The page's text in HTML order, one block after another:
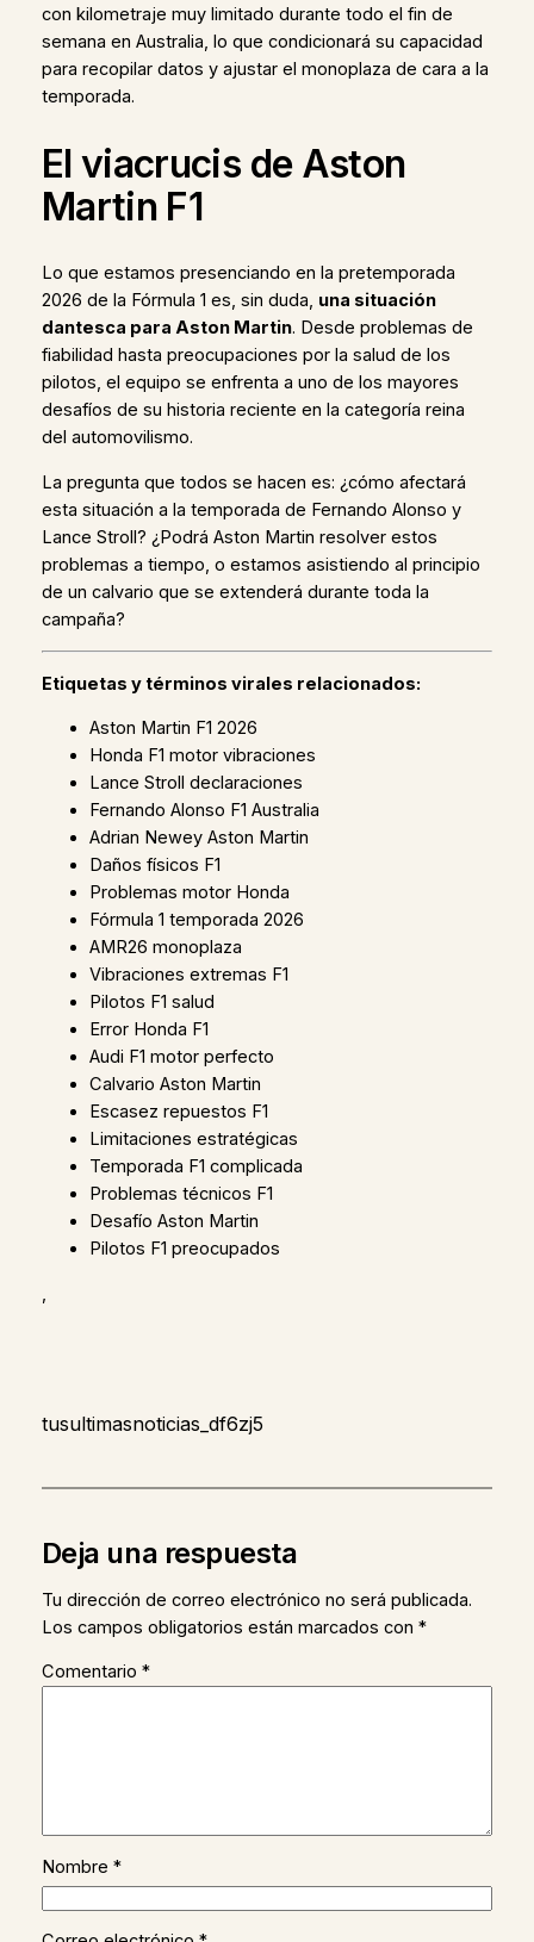
con kilometraje muy limitado durante todo el fin de
semana en Australia, lo que condicionará su capacidad
para recopilar datos y ajustar el monoplaza de cara a la
temporada.
El viacrucis de Aston
Martin F1
Lo que estamos presenciando en la pretemporada
2026 de la Fórmula 1 es, sin duda, una situación
dantesca para Aston Martin. Desde problemas de
fiabilidad hasta preocupaciones por la salud de los
pilotos, el equipo se enfrenta a uno de los mayores
desafíos de su historia reciente en la categoría reina
del automovilismo.
La pregunta que todos se hacen es: ¿cómo afectará
esta situación a la temporada de Fernando Alonso y
Lance Stroll? ¿Podrá Aston Martin resolver estos
problemas a tiempo, o estamos asistiendo al principio
de un calvario que se extenderá durante toda la
campaña?
Etiquetas y términos virales relacionados:
Aston Martin F1 2026
Honda F1 motor vibraciones
Lance Stroll declaraciones
Fernando Alonso F1 Australia
Adrian Newey Aston Martin
Daños físicos F1
Problemas motor Honda
Fórmula 1 temporada 2026
AMR26 monoplaza
Vibraciones extremas F1
Pilotos F1 salud
Error Honda F1
Audi F1 motor perfecto
Calvario Aston Martin
Escasez repuestos F1
Limitaciones estratégicas
Temporada F1 complicada
Problemas técnicos F1
Desafío Aston Martin
Pilotos F1 preocupados
,
tusultimasnoticias_df6zj5
Deja una respuesta
Tu dirección de correo electrónico no será publicada.
Los campos obligatorios están marcados con *
Comentario *
Nombre *